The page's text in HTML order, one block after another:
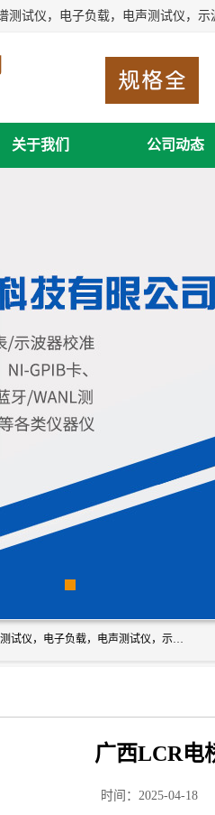
关于我们 公司动态
深圳市新胜科电子仪器科技有限公司主要经营：音频分析仪，网络分析仪，频谱测试仪，电子负载，电声测试仪，示波器，EMC电磁兼容测，调制分析仪，LCR测量仪，数字电桥，三相标准源，音频扫频仪，时钟检测仪，信号发生器，电子表，万用表，功率计，喇叭测试仪，综合测试仪等；深圳市新胜科电子仪器科技有限公司希望能与您成为合作伙伴
广西LCR电
时间：2025-04-18